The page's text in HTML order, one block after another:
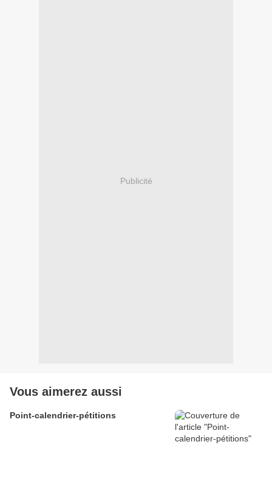
Publicité
Vous aimerez aussi
Point-calendrier-pétitions